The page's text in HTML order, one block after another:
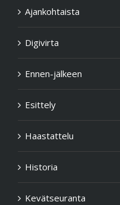
Ajankohtaista
Digivirta
Ennen-jälkeen
Esittely
Haastattelu
Historia
Kevätseuranta